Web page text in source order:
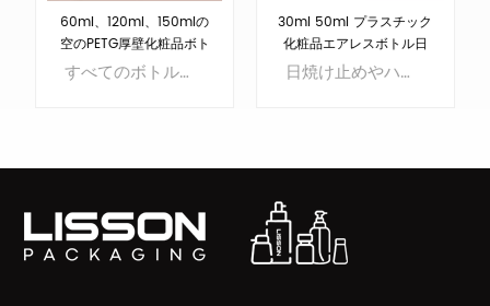
60ml、120ml、150mlの
空のPETG厚壁化粧品ボト
ルと50gクリームジャー
すべてのボトルはPETG素材で作られています。当社はボトルやチューブを製造するオリジナル工場です。
もっと詳しく
30ml 50ml プラスチック
化粧品エアレスボトル日
焼け止めハンドクリーム
日焼け止めやハンドクリームに適したエアレスデザイン
もっと詳しく